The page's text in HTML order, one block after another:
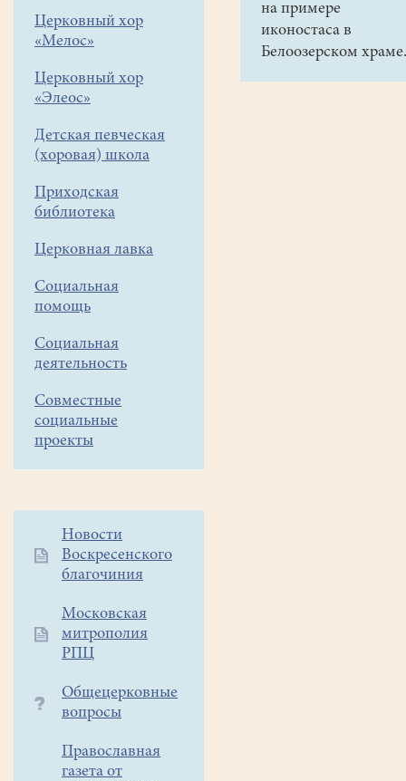
Церковный хор
«Мелос»
Церковный хор
«Элеос»
Детская певческая
(хоровая) школа
Приходская
библиотека
Церковная лавка
Социальная
помощь
Социальная
деятельность
Совместные
социальные
проекты
Дополнительное
меню
Новости
Воскресенского
благочиния
Московская
митрополия
РПЦ
Общецерковные
вопросы
Православная
газета от
10 часов,
состоится
на примере
иконостаса в
Белоозерском храме.